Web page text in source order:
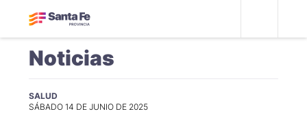
Noticias
SALUD
SÁBADO 14 DE JUNIO DE 2025